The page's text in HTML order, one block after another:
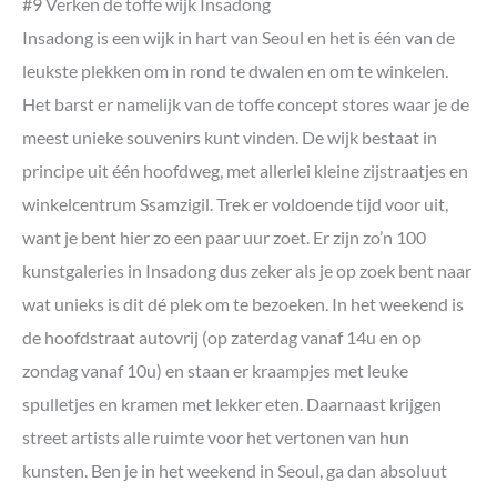
Insadong is een wijk in hart van Seoul en het is één van de
leukste plekken om in rond te dwalen en om te winkelen.
Het barst er namelijk van de toffe concept stores waar je de
meest unieke souvenirs kunt vinden. De wijk bestaat in
principe uit één hoofdweg, met allerlei kleine zijstraatjes en
winkelcentrum Ssamzigil. Trek er voldoende tijd voor uit,
want je bent hier zo een paar uur zoet. Er zijn zo’n 100
kunstgaleries in Insadong dus zeker als je op zoek bent naar
wat unieks is dit dé plek om te bezoeken. In het weekend is
de hoofdstraat autovrij (op zaterdag vanaf 14u en op
zondag vanaf 10u) en staan er kraampjes met leuke
spulletjes en kramen met lekker eten. Daarnaast krijgen
street artists alle ruimte voor het vertonen van hun
kunsten. Ben je in het weekend in Seoul, ga dan absoluut